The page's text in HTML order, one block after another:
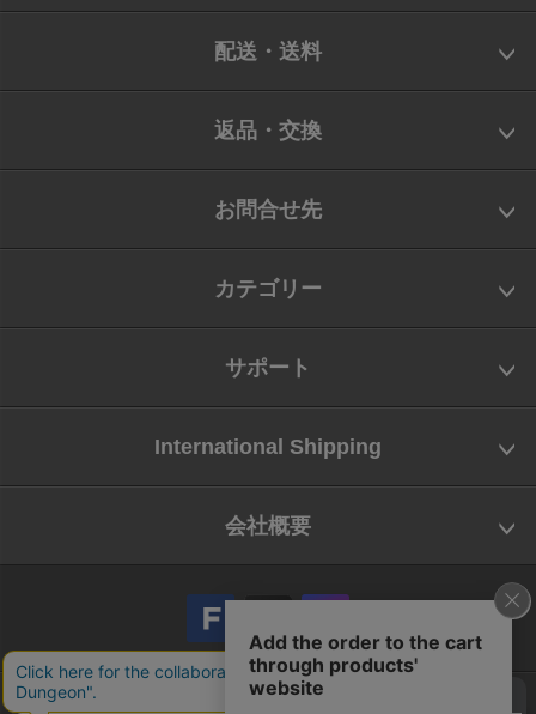
配送・送料
返品・交換
お問合せ先
カテゴリー
サポート
International Shipping
会社概要
会社概要